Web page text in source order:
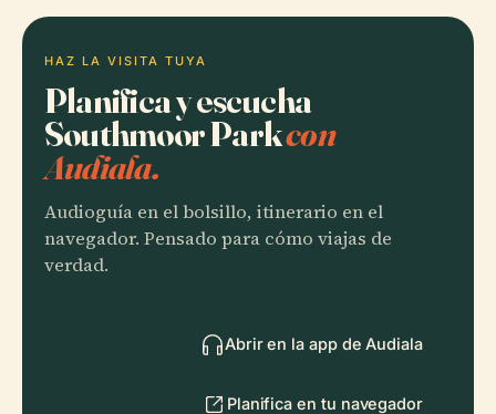
HAZ LA VISITA TUYA
Planifica y escucha
Southmoor Parkcon
Audiala.
Audioguía en el bolsillo, itinerario en el
navegador. Pensado para cómo viajas de
verdad.
Abrir en la app de Audiala
Planifica en tu navegador